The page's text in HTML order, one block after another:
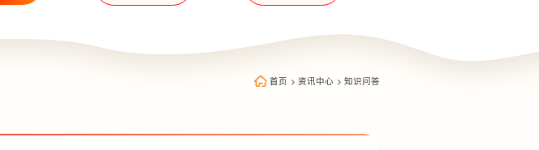
首页 > 资讯中心 > 知识问答